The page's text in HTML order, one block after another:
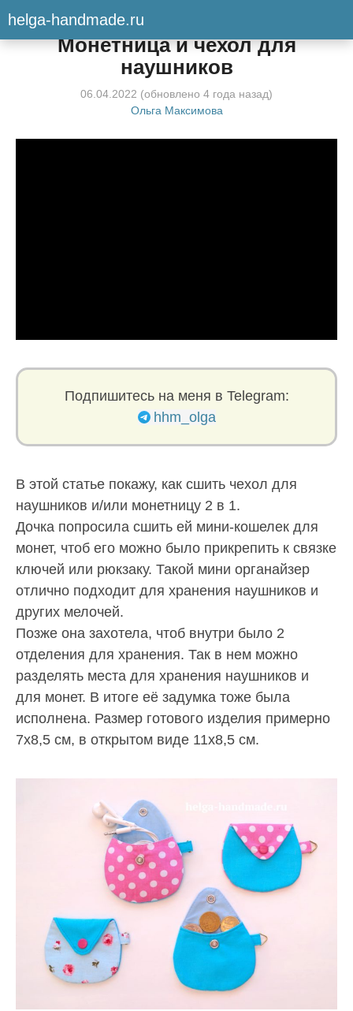
helga-handmade.ruМастер-класс
Монетница и чехол для
наушников
06.04.2022 (обновлено 4 года назад)
Ольга Максимова
Подпишитесь на меня в Telegram:
hhm_olga
В этой статье покажу, как сшить чехол для
наушников и/или монетницу 2 в 1.
Дочка попросила сшить ей мини-кошелек для
монет, чтоб его можно было прикрепить к связке
ключей или рюкзаку. Такой мини органайзер
отлично подходит для хранения наушников и
других мелочей.
Позже она захотела, чтоб внутри было 2
отделения для хранения. Так в нем можно
разделять места для хранения наушников и
для монет. В итоге её задумка тоже была
исполнена. Размер готового изделия примерно
7х8,5 см, в открытом виде 11х8,5 см.